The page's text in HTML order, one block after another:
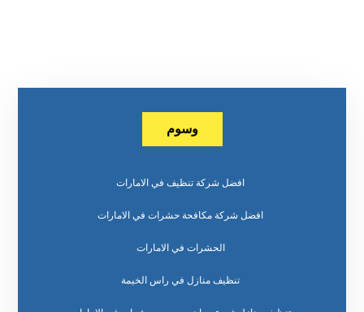
وسوم
افضل شركة تنظيف في الامارات
افضل شركة مكافحة حشرات في الامارات
الحشرات في الامارات
تنظيف منازل في راس الخيمة